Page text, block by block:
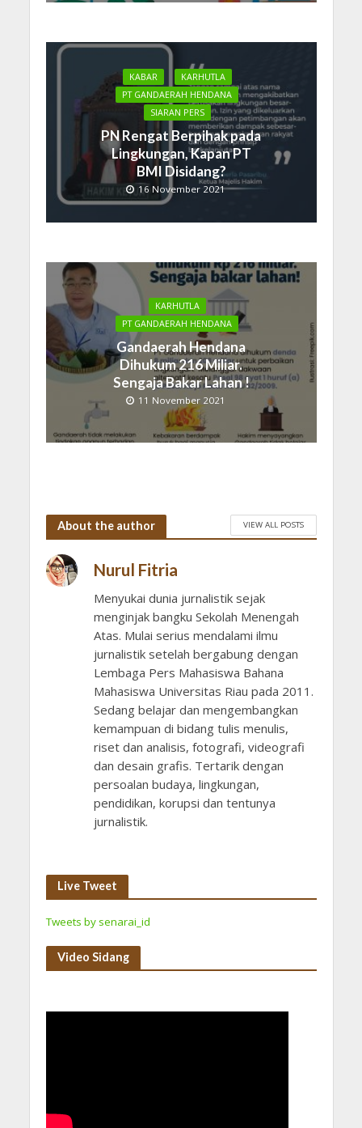
KABAR
KARHUTLA
PT GANDAERAH HENDANA
SIARAN PERS
PN Rengat Berpihak pada
Lingkungan, Kapan PT
BMI Disidang?
16 November 2021
KARHUTLA
PT GANDAERAH HENDANA
Gandaerah Hendana
Dihukum 216 Miliar.
Sengaja Bakar Lahan !
11 November 2021
About the author VIEW ALL POSTS
Nurul Fitria
Menyukai dunia jurnalistik sejak
menginjak bangku Sekolah Menengah
Atas. Mulai serius mendalami ilmu
jurnalistik setelah bergabung dengan
Lembaga Pers Mahasiswa Bahana
Mahasiswa Universitas Riau pada 2011.
Sedang belajar dan mengembangkan
kemampuan di bidang tulis menulis,
riset dan analisis, fotografi, videografi
dan desain grafis. Tertarik dengan
persoalan budaya, lingkungan,
pendidikan, korupsi dan tentunya
jurnalistik.
Live Tweet
Tweets by senarai_id
Video Sidang